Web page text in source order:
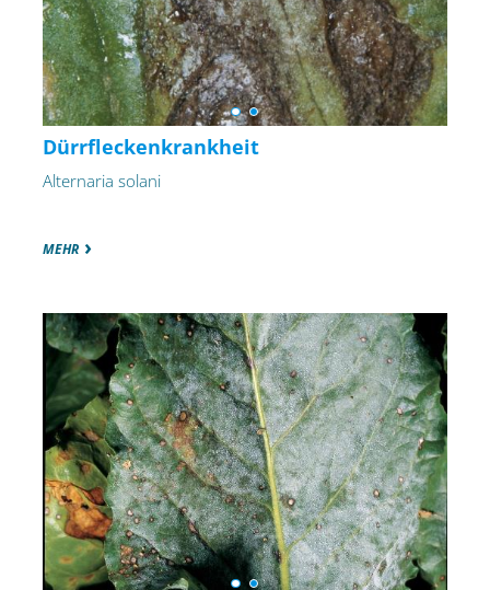
Dürrfleckenkrankheit
Alternaria solani
MEHR